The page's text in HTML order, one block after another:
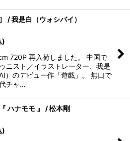
/ 我是白（ウォシバイ）
)
720P 再入荷しました。 中国で
ニスト／イラストレーター、我是
）のデビュー作「遊戯」。 無口で
チャ…
ハナモモ 』 / 松本剛
)